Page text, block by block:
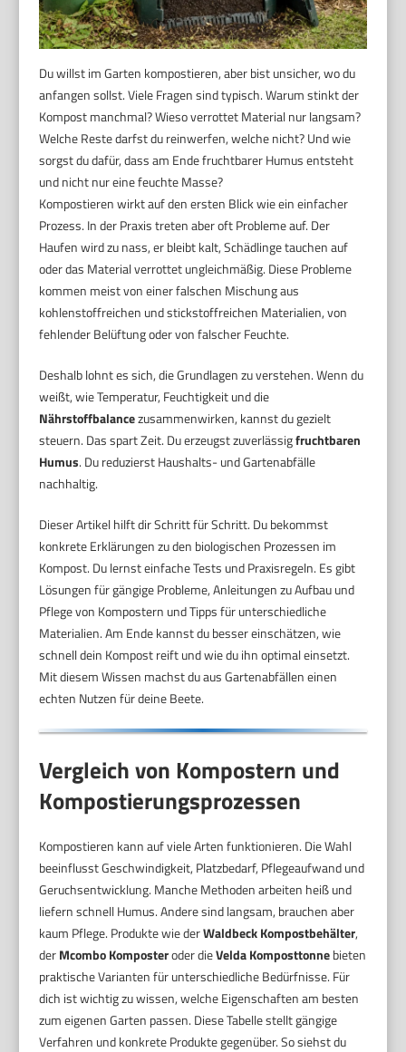
Du willst im Garten kompostieren, aber bist unsicher, wo du
anfangen sollst. Viele Fragen sind typisch. Warum stinkt der
Kompost manchmal? Wieso verrottet Material nur langsam?
Welche Reste darfst du reinwerfen, welche nicht? Und wie
sorgst du dafür, dass am Ende fruchtbarer Humus entsteht
und nicht nur eine feuchte Masse?
Kompostieren wirkt auf den ersten Blick wie ein einfacher
Prozess. In der Praxis treten aber oft Probleme auf. Der
Haufen wird zu nass, er bleibt kalt, Schädlinge tauchen auf
oder das Material verrottet ungleichmäßig. Diese Probleme
kommen meist von einer falschen Mischung aus
kohlenstoffreichen und stickstoffreichen Materialien, von
fehlender Belüftung oder von falscher Feuchte.
Deshalb lohnt es sich, die Grundlagen zu verstehen. Wenn du
weißt, wie Temperatur, Feuchtigkeit und die
Nährstoffbalancezusammenwirken, kannst du gezielt
steuern. Das spart Zeit. Du erzeugst zuverlässigfruchtbaren
Humus. Du reduzierst Haushalts- und Gartenabfälle
nachhaltig.
Dieser Artikel hilft dir Schritt für Schritt. Du bekommst
konkrete Erklärungen zu den biologischen Prozessen im
Kompost. Du lernst einfache Tests und Praxisregeln. Es gibt
Lösungen für gängige Probleme, Anleitungen zu Aufbau und
Pflege von Kompostern und Tipps für unterschiedliche
Materialien. Am Ende kannst du besser einschätzen, wie
schnell dein Kompost reift und wie du ihn optimal einsetzt.
Mit diesem Wissen machst du aus Gartenabfällen einen
echten Nutzen für deine Beete.
Vergleich von Kompostern und
Kompostierungsprozessen
Kompostieren kann auf viele Arten funktionieren. Die Wahl
beeinflusst Geschwindigkeit, Platzbedarf, Pflegeaufwand und
Geruchsentwicklung. Manche Methoden arbeiten heiß und
liefern schnell Humus. Andere sind langsam, brauchen aber
kaum Pflege. Produkte wie derWaldbeck Kompostbehälter,
derMcombo Komposteroder dieVelda Komposttonnebieten
praktische Varianten für unterschiedliche Bedürfnisse. Für
dich ist wichtig zu wissen, welche Eigenschaften am besten
zum eigenen Garten passen. Diese Tabelle stellt gängige
Verfahren und konkrete Produkte gegenüber. So siehst du